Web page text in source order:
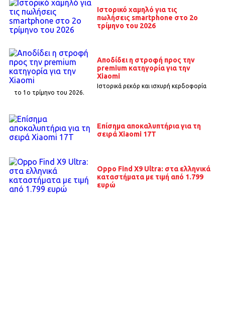
Ιστορικό χαμηλό για τις
πωλήσεις smartphone στο 2ο
τρίμηνο του 2026
Αποδίδει η στροφή προς την
premium κατηγορία για την
Xiaomi
Ιστορικά ρεκόρ και ισχυρή κερδοφορία
το 1o τρίμηνο του 2026.
Επίσημα αποκαλυπτήρια για τη
σειρά Xiaomi 17T
Oppo Find X9 Ultra: στα ελληνικά
καταστήματα με τιμή από 1.799
ευρώ